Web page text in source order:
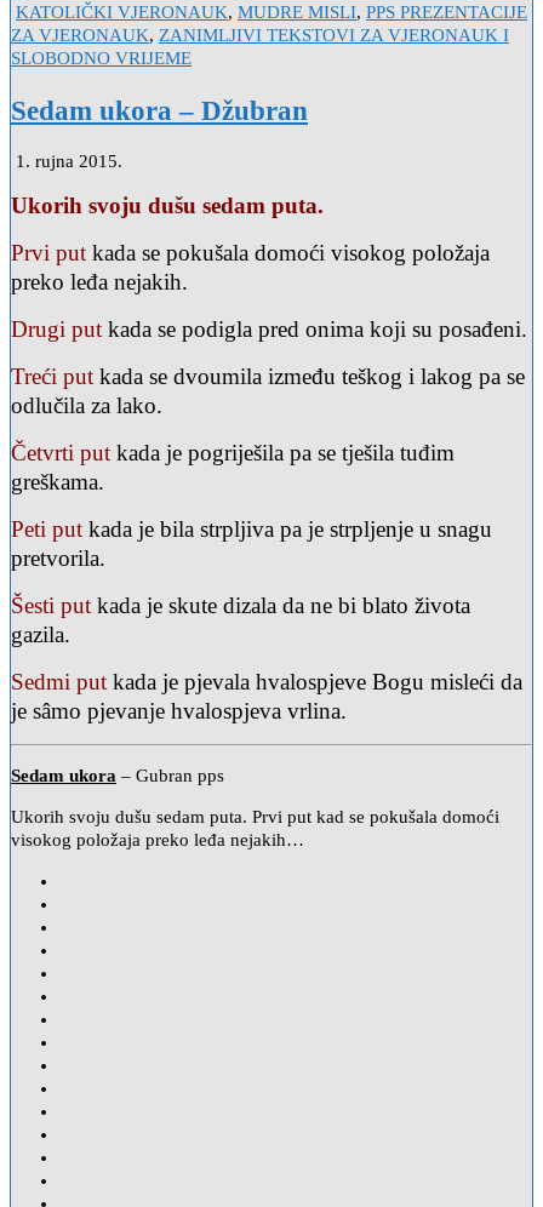
Posted
in
KATOLIČKI VJERONAUK, MUDRE MISLI, PPS PREZENTACIJE
ZA VJERONAUK, ZANIMLJIVI TEKSTOVI ZA VJERONAUK I
SLOBODNO VRIJEME
Sedam ukora – Džubran
1. rujna 2015.
Ukorih svoju dušu sedam puta.
Prvi put kada se pokušala domoći visokog položaja
preko leđa nejakih.
Drugi put kada se podigla pred onima koji su posađeni.
Treći put kada se dvoumila između teškog i lakog pa se
odlučila za lako.
Četvrti put kada je pogriješila pa se tješila tuđim
greškama.
Peti put kada je bila strpljiva pa je strpljenje u snagu
pretvorila.
Šesti put kada je skute dizala da ne bi blato života
gazila.
Sedmi put kada je pjevala hvalospjeve Bogu misleći da
je sâmo pjevanje hvalospjeva vrlina.
Sedam ukora – Gubran pps
Ukorih svoju dušu sedam puta. Prvi put kad se pokušala domoći
visokog položaja preko leđa nejakih…